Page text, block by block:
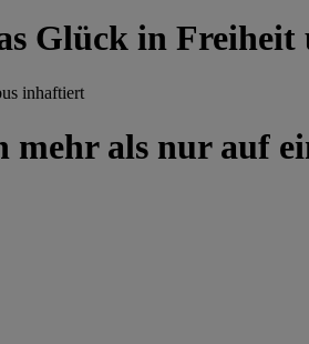
Glück in Freiheit
inhaftiert
als nur auf